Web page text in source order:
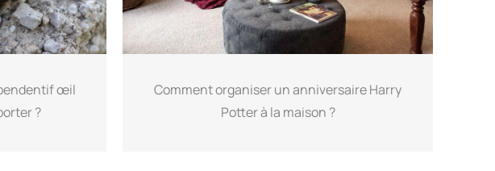
œil
?
Comment organiser un anniversaire Harry
Potter à la maison ?